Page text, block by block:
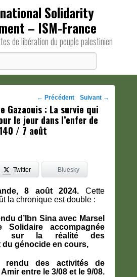
Solidarity
– ISM-France
de libération du peuple palestinien
Navigation
des
posts
← Précédent Suivant →
Gazaouis : La survie qui
le jour dans l’enfer de
/ 7 août
Twitter Bluesky
8 août 2024. Cette
la chronique est double :
d’Ibn Sina avec Marsel
accompagnée
sur la réalité des
génocide en cours,
rendu des activités de
Amir entre le 3/08 et le 9/08.